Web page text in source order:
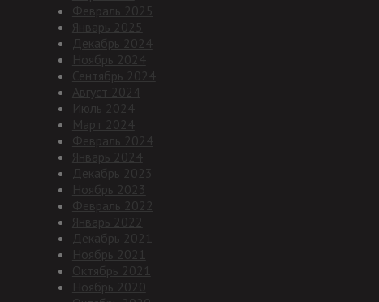
Февраль 2025
Январь 2025
Декабрь 2024
Ноябрь 2024
Сентябрь 2024
Август 2024
Июль 2024
Март 2024
Февраль 2024
Январь 2024
Декабрь 2023
Ноябрь 2023
Февраль 2022
Январь 2022
Декабрь 2021
Ноябрь 2021
Октябрь 2021
Ноябрь 2020